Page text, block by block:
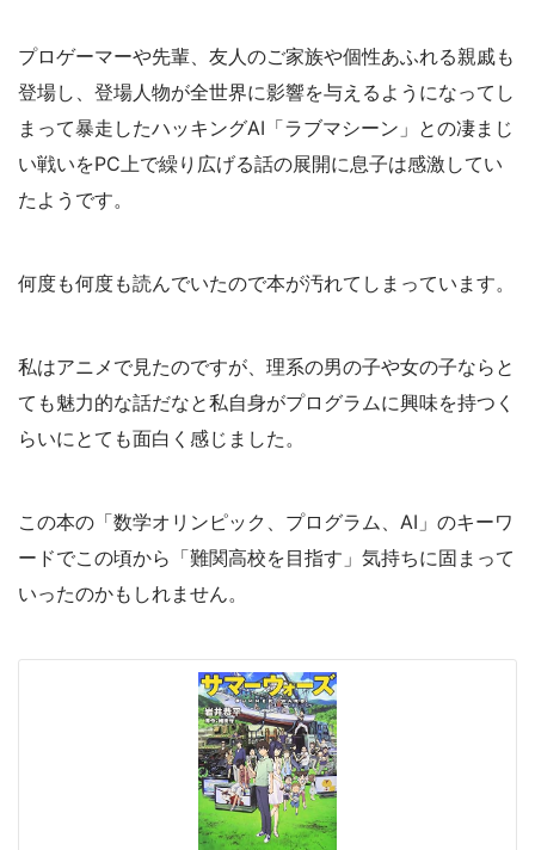
プロゲーマーや先輩、友人のご家族や個性あふれる親戚も
登場し、登場人物が全世界に影響を与えるようになってし
まって暴走したハッキングAI「ラブマシーン」との凄まじ
い戦いをPC上で繰り広げる話の展開に息子は感激してい
たようです。
何度も何度も読んでいたので本が汚れてしまっています。
私はアニメで見たのですが、理系の男の子や女の子ならと
ても魅力的な話だなと私自身がプログラムに興味を持つく
らいにとても面白く感じました。
この本の「数学オリンピック、プログラム、AI」のキーワ
ードでこの頃から「難関高校を目指す」気持ちに固まって
いったのかもしれません。